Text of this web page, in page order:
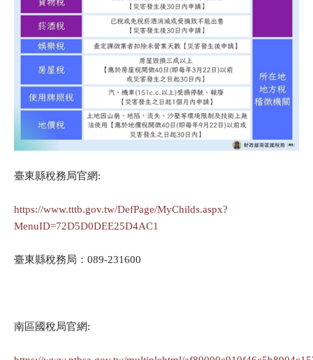
臺東縣稅務局官網:
https://www.tttb.gov.tw/DefPage/MyChilds.aspx?
MenuID=72D5D0DEE25D4AC1
臺東縣稅務局：089-231600
南區國稅局官網: